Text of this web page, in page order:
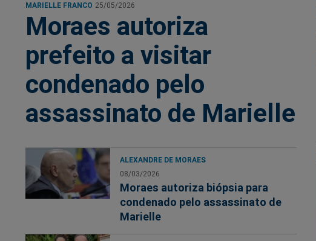
MARIELLE FRANCO 25/05/2026
Moraes autoriza
prefeito a visitar
condenado pelo
assassinato de Marielle
ALEXANDRE DE MORAES
08/03/2026
Moraes autoriza biópsia para
condenado pelo assassinato de
Marielle